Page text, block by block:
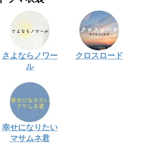
さよならノワー
ル
クロスロード
幸せになりたい
マサムネ君